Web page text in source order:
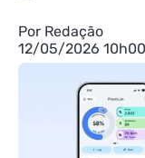
Por Redação
12/05/2026 10h00